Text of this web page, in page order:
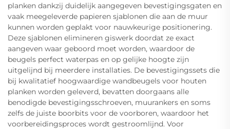
planken dankzij duidelijk aangegeven bevestigingsgaten en
vaak meegeleverde papieren sjablonen die aan de muur
kunnen worden geplakt voor nauwkeurige positionering.
Deze sjablonen elimineren giswerk doordat ze exact
aangeven waar geboord moet worden, waardoor de
beugels perfect waterpas en op gelijke hoogte zijn
uitgelijnd bij meerdere installaties. De bevestigingssets die
bij kwalitatief hoogwaardige wandbeugels voor houten
planken worden geleverd, bevatten doorgaans alle
benodigde bevestigingsschroeven, muurankers en soms
zelfs de juiste boorbits voor de voorboren, waardoor het
voorbereidingsproces wordt gestroomlijnd. Voor